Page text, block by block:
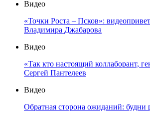
Видео
«Точки Роста – Псков»:
Владимира Джабарова
Видео
«Так кто настоящий коллаборант,
Сергей Пантелеев
Видео
Обратная сторона ожиданий: будни